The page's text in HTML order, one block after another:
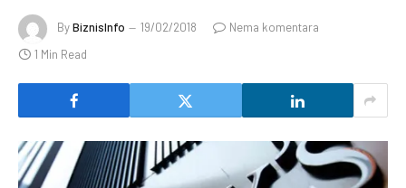
ByBiznisInfo 19/02/2018
Nema komentara
1 Min Read